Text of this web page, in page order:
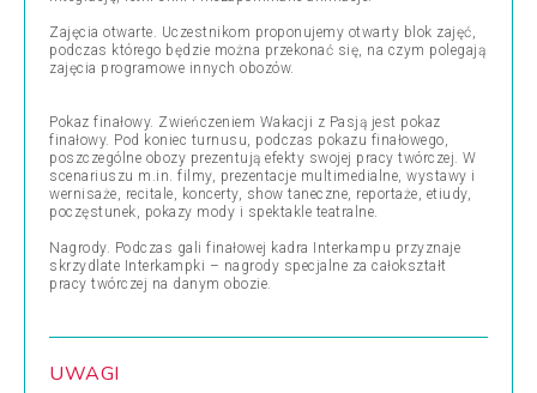
Zajęcia otwarte. Uczestnikom proponujemy otwarty blok zajęć,
podczas którego będzie można przekonać się, na czym polegają
zajęcia programowe innych obozów.
Pokaz finałowy. Zwieńczeniem Wakacji z Pasją jest pokaz
finałowy. Pod koniec turnusu, podczas pokazu finałowego,
poszczególne obozy prezentują efekty swojej pracy twórczej. W
scenariuszu m.in. filmy, prezentacje multimedialne, wystawy i
wernisaże, recitale, koncerty, show taneczne, reportaże, etiudy,
poczęstunek, pokazy mody i spektakle teatralne.
Nagrody. Podczas gali finałowej kadra Interkampu przyznaje
skrzydlate Interkampki – nagrody specjalne za całokształt
pracy twórczej na danym obozie.
UWAGI